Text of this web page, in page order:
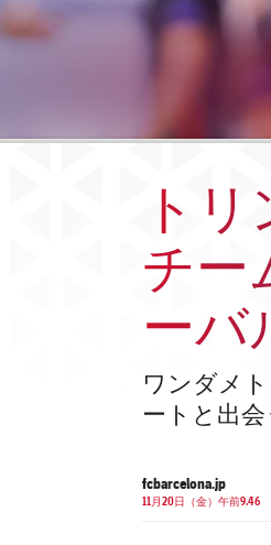
ト
チー
ーバ
ワンダメ
ートと出
fcbarcelona.jp
11月20日（金）午前9.46